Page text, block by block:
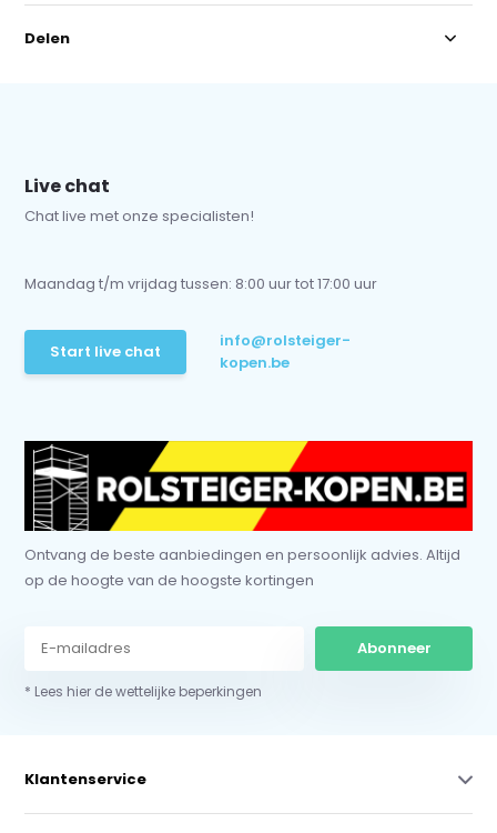
Delen
Live chat
Chat live met onze specialisten!
Maandag t/m vrijdag tussen: 8:00 uur tot 17:00 uur
Start live chat
info@rolsteiger-
kopen.be
Ontvang de beste aanbiedingen en persoonlijk advies. Altijd
op de hoogte van de hoogste kortingen
Abonneer
* Lees hier de wettelijke beperkingen
Klantenservice